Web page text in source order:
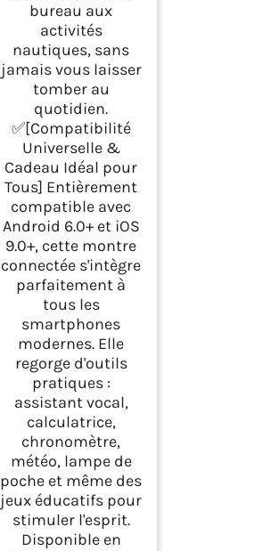
bureau aux
activités
nautiques, sans
jamais vous laisser
tomber au
quotidien.
✅[Compatibilité
Universelle &
Cadeau Idéal pour
Tous] Entièrement
compatible avec
Android 6.0+ et iOS
9.0+, cette montre
connectée s'intègre
parfaitement à
tous les
smartphones
modernes. Elle
regorge d'outils
pratiques :
assistant vocal,
calculatrice,
chronomètre,
météo, lampe de
poche et même des
jeux éducatifs pour
stimuler l'esprit.
Disponible en